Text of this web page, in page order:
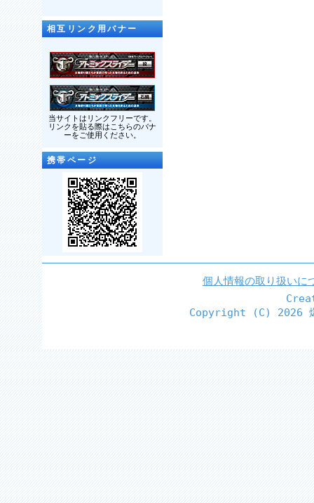
相互リンク用バナー
当サイトはリンクフリーです。
リンクを貼る際はこちらのバナ
ーをご使用ください。
携帯ページ
個人情報の取り扱いに
Copyright (C) 2026